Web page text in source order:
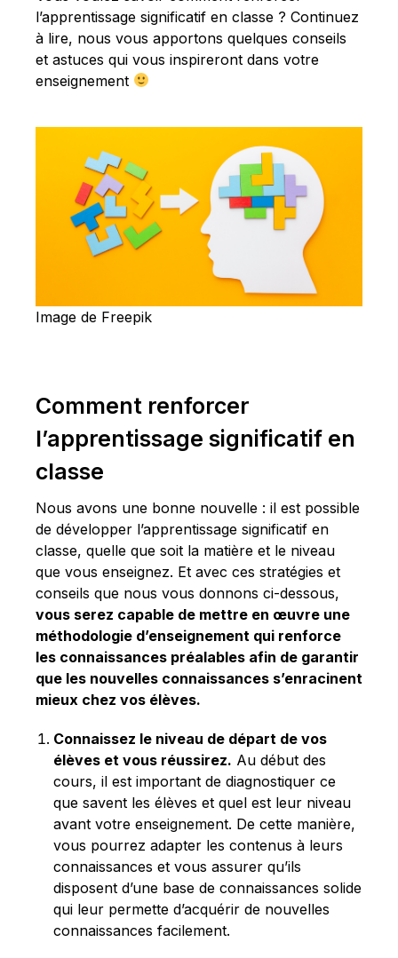
l’apprentissage significatif en classe ? Continuez
à lire, nous vous apportons quelques conseils
et astuces qui vous inspireront dans votre
enseignement
Image de Freepik
Comment renforcer
l’apprentissage significatif en
classe
Nous avons une bonne nouvelle : il est possible
de développer l’apprentissage significatif en
classe, quelle que soit la matière et le niveau
que vous enseignez. Et avec ces stratégies et
conseils que nous vous donnons ci-dessous,
vous serez capable de mettre en œuvre une
méthodologie d’enseignement qui renforce
les connaissances préalables afin de garantir
que les nouvelles connaissances s’enracinent
mieux chez vos élèves.
Connaissez le niveau de départ de vos
élèves et vous réussirez. Au début des
cours, il est important de diagnostiquer ce
que savent les élèves et quel est leur niveau
avant votre enseignement. De cette manière,
vous pourrez adapter les contenus à leurs
connaissances et vous assurer qu’ils
disposent d’une base de connaissances solide
qui leur permette d’acquérir de nouvelles
connaissances facilement.